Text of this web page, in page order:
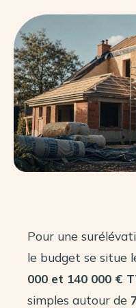
Pour une
le budget se situe
000 et 140 000 €
simples autour de